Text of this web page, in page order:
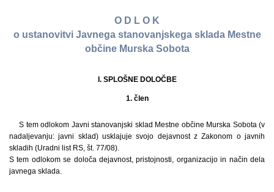
O D L O K
o ustanovitvi Javnega stanovanjskega sklada Mestne
občine Murska Sobota
I. SPLOŠNE DOLOČBE
1. člen
S tem odlokom Javni stanovanjski sklad Mestne občine Murska Sobota (v
nadaljevanju: javni sklad) usklajuje svojo dejavnost z Zakonom o javnih
skladih (Uradni list RS, št. 77/08).
S tem odlokom se določa dejavnost, pristojnosti, organizacijo in način dela
javnega sklada.